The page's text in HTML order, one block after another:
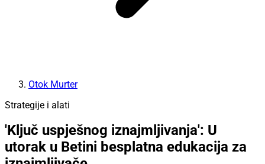
Otok Murter
Strategije i alati
'Ključ uspješnog iznajmljivanja': U
utorak u Betini besplatna edukacija za